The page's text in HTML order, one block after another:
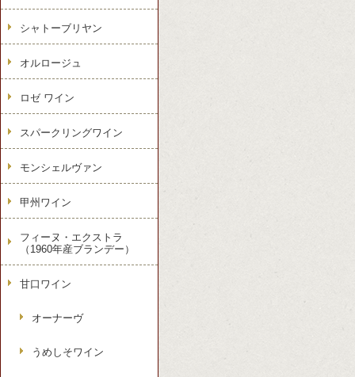
シャトーブリヤン
オルロージュ
ロゼ ワイン
スパークリングワイン
モンシェルヴァン
甲州ワイン
フィーヌ・エクストラ
（1960年産ブランデー）
甘口ワイン
オーナーヴ
うめしそワイン